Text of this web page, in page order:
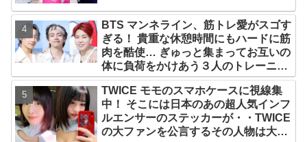
BTS マンネライン、筋トレ愛がスゴす
ぎる！ 貴重な休憩時間にもハードに筋
肉を酷使… ぎゅっと集まってお互いの
体に負荷をかけあう３人のトレーニン
グ風景がかわいすぎるとファンくぎづ
け
TWICE モモのスマホケースに視線集
中！ そこには日本のあの超人気インフ
ルエンサーのステッカーが・・TWICE
の大ファンを公言するその人物は大よ